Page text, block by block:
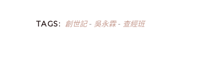
TAGS: 創世記- 吳永霖- 查經班